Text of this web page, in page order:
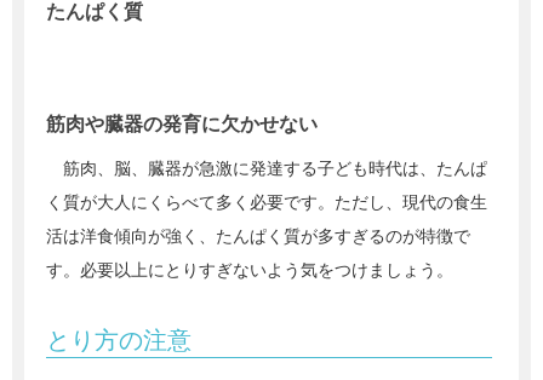
たんぱく質
筋肉や臓器の発育に欠かせない
筋肉、脳、臓器が急激に発達する子ども時代は、たんぱ
く質が大人にくらべて多く必要です。ただし、現代の食生
活は洋食傾向が強く、たんぱく質が多すぎるのが特徴で
す。必要以上にとりすぎないよう気をつけましょう。
とり方の注意